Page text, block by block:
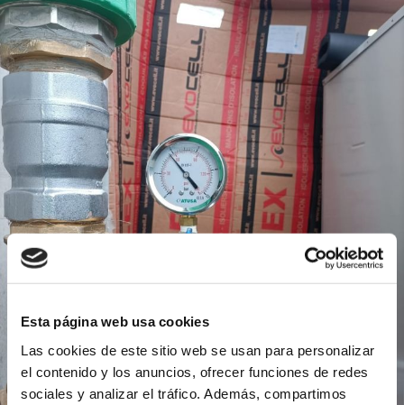
Esta página web usa cookies
Las cookies de este sitio web se usan para personalizar
el contenido y los anuncios, ofrecer funciones de redes
sociales y analizar el tráfico. Además, compartimos